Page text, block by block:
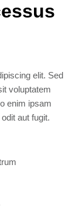
elit. Sed
voluptatem
enim ipsam
aut fugit.